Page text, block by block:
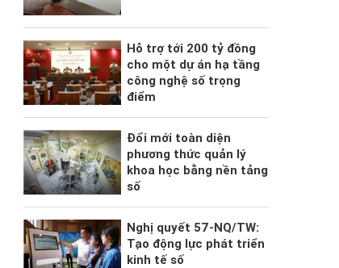
Hỗ trợ tới 200 tỷ đồng
cho một dự án hạ tầng
công nghệ số trọng
điểm
Đổi mới toàn diện
phương thức quản lý
khoa học bằng nền tảng
số
Nghị quyết 57-NQ/TW:
Tạo động lực phát triển
kinh tế số